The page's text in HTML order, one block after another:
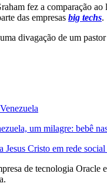
fez a comparação
das empresas big techs.
divagação de um
um milagre: bebê
Cristo em rede
de tecnologia